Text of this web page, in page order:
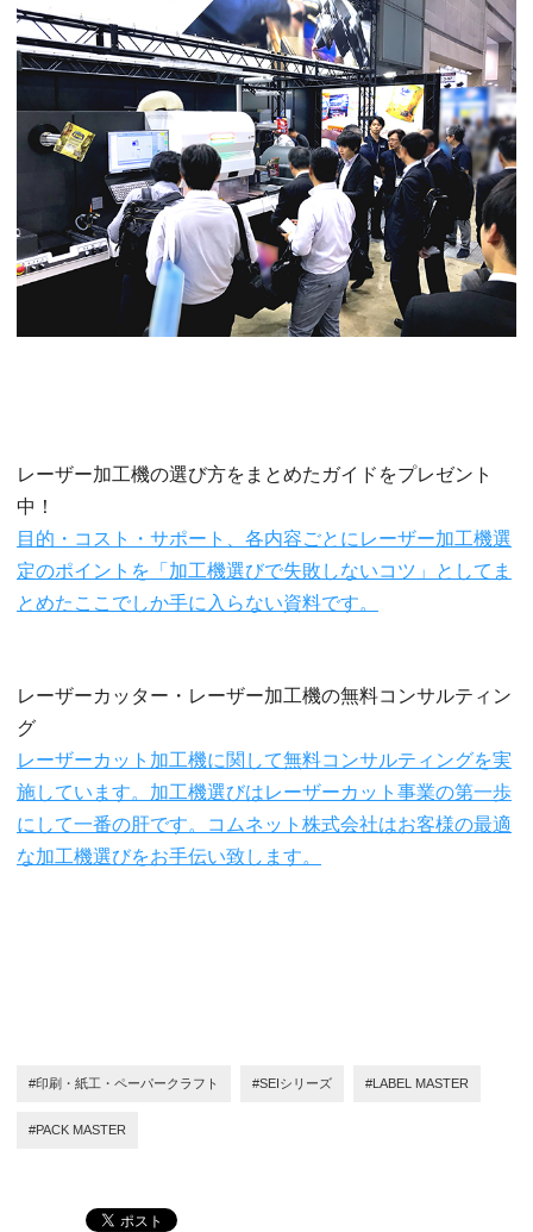
レーザー加工機の選び方をまとめたガイドをプレゼント
中！
目的・コスト・サポート、各内容ごとにレーザー加工機選
定のポイントを「加工機選びで失敗しないコツ」としてま
とめたここでしか手に入らない資料です。
レーザーカッター・レーザー加工機の無料コンサルティン
グ
レーザーカット加工機に関して無料コンサルティングを実
施しています。加工機選びはレーザーカット事業の第一歩
にして一番の肝です。コムネット株式会社はお客様の最適
な加工機選びをお手伝い致します。
#印刷・紙工・ペーパークラフト #SEIシリーズ #LABEL MASTER
#PACK MASTER